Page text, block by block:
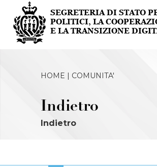
HOME | COMUNITA'
Indietro
Indietro